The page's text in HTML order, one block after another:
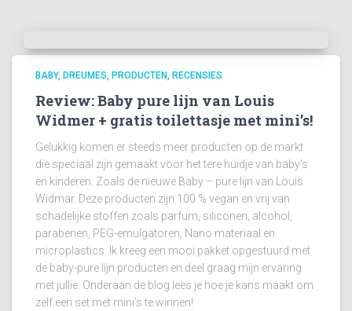
BABY DREUMES PRODUCTEN RECENSIES
Review: Baby pure lijn van Louis
Widmer + gratis toilettasje met mini’s!
Gelukkig komen er steeds meer producten op de markt
die speciaal zijn gemaakt voor het tere huidje van baby’s
en kinderen. Zoals de nieuwe Baby – pure lijn van Louis
Widmar. Deze producten zijn 100 % vegan en vrij van
schadelijke stoffen zoals parfum, siliconen, alcohol,
parabenen, PEG-emulgatoren, Nano materiaal en
microplastics. Ik kreeg een mooi pakket opgestuurd met
de baby-pure lijn producten en deel graag mijn ervaring
met jullie. Onderaan de blog lees je hoe je kans maakt om
zelf een set met mini’s te winnen!